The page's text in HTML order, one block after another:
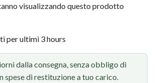
visualizzando questo prodotto
per ultimi 3 hours
dalla consegna, senza obbligo di
spese di restituzione a tuo carico.